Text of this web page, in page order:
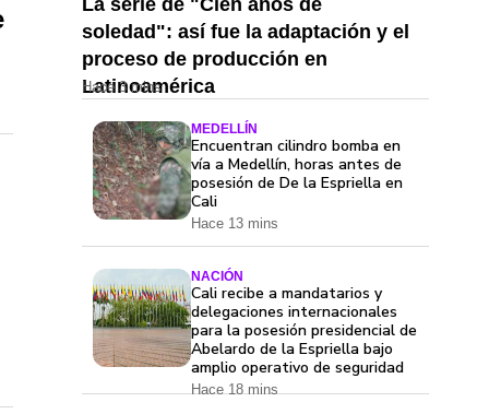
soledad": así fue la adaptación y el
proceso de producción en
Latinoamérica
Hace 3 mins
MEDELLÍN
Encuentran cilindro bomba en
vía a Medellín, horas antes de
posesión de De la Espriella en
Cali
Hace 13 mins
NACIÓN
Cali recibe a mandatarios y
delegaciones internacionales
para la posesión presidencial de
Abelardo de la Espriella bajo
amplio operativo de seguridad
Hace 18 mins